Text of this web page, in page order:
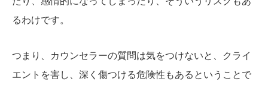
るわけです。
つまり、カウンセラーの質問は気をつけないと、クライ
エントを害し、深く傷つける危険性もあるということで